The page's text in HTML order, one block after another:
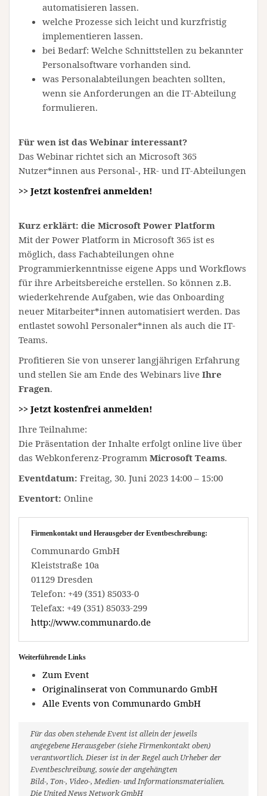
automatisieren lassen.
welche Prozesse sich leicht und kurzfristig
implementieren lassen.
bei Bedarf: Welche Schnittstellen zu bekannter
Personalsoftware vorhanden sind.
was Personalabteilungen beachten sollten,
wenn sie Anforderungen an die IT-Abteilung
formulieren.
Für wen ist das Webinar interessant?
Das Webinar richtet sich an Microsoft 365
Nutzer*innen aus Personal-, HR- und IT-Abteilungen
>> Jetzt kostenfrei anmelden!
Kurz erklärt: die Microsoft Power Platform
Mit der Power Platform in Microsoft 365 ist es
möglich, dass Fachabteilungen ohne
Programmierkenntnisse eigene Apps und Workflows
für ihre Arbeitsbereiche erstellen. So können z.B.
wiederkehrende Aufgaben, wie das Onboarding
neuer Mitarbeiter*innen automatisiert werden. Das
entlastet sowohl Personaler*innen als auch die IT-
Teams.
Profitieren Sie von unserer langjährigen Erfahrung
und stellen Sie am Ende des Webinars live Ihre
Fragen.
>> Jetzt kostenfrei anmelden!
Ihre Teilnahme:
Die Präsentation der Inhalte erfolgt online live über
das Webkonferenz-Programm Microsoft Teams.
Eventdatum: Freitag, 30. Juni 2023 14:00 – 15:00
Eventort: Online
Firmenkontakt und Herausgeber der Eventbeschreibung:
Communardo GmbH
Kleiststraße 10a
01129 Dresden
Telefon: +49 (351) 85033-0
Telefax: +49 (351) 85033-299
http://www.communardo.de
Weiterführende Links
Zum Event
Originalinserat von Communardo GmbH
Alle Events von Communardo GmbH
Für das oben stehende Event ist allein der jeweils
angegebene Herausgeber (siehe Firmenkontakt oben)
verantwortlich. Dieser ist in der Regel auch Urheber der
Eventbeschreibung, sowie der angehängten
Bild-, Ton-, Video-, Medien- und Informationsmaterialien.
Die United News Network GmbH